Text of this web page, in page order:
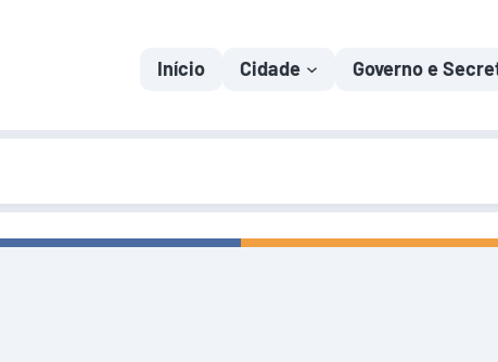
Início Cidade Governo e